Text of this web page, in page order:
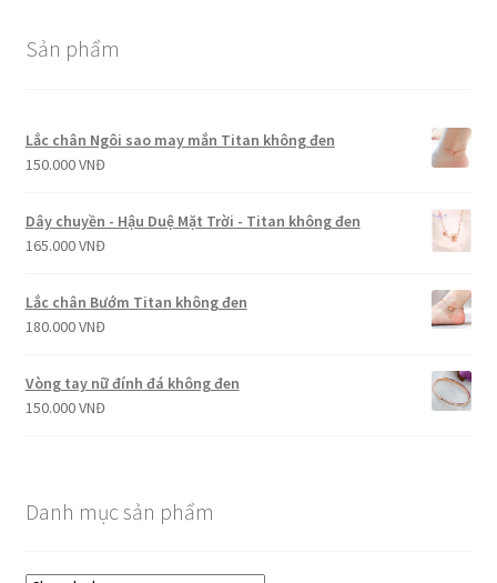
Sản phẩm
Lắc chân Ngôi sao may mắn Titan không đen
150.000VNĐ
Dây chuyền - Hậu Duệ Mặt Trời - Titan không đen
165.000VNĐ
Lắc chân Bướm Titan không đen
180.000VNĐ
Vòng tay nữ đính đá không đen
150.000VNĐ
Danh mục sản phẩm